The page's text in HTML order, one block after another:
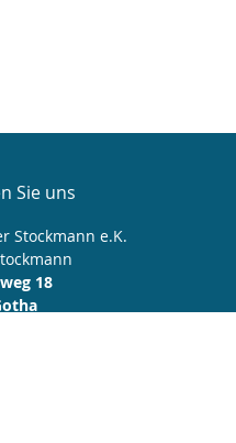
Sie uns
Stockmann e.K.
18